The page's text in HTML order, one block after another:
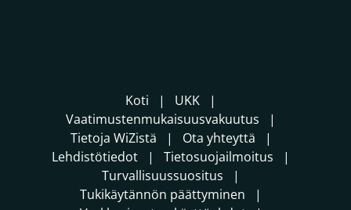
Koti
UKK
Vaatimustenmukaisuusvakuutus
Tietoja WiZistä
Ota yhteyttä
Lehdistötiedot
Tietosuojailmoitus
Turvallisuussuositus
Tukikäytännön päättyminen